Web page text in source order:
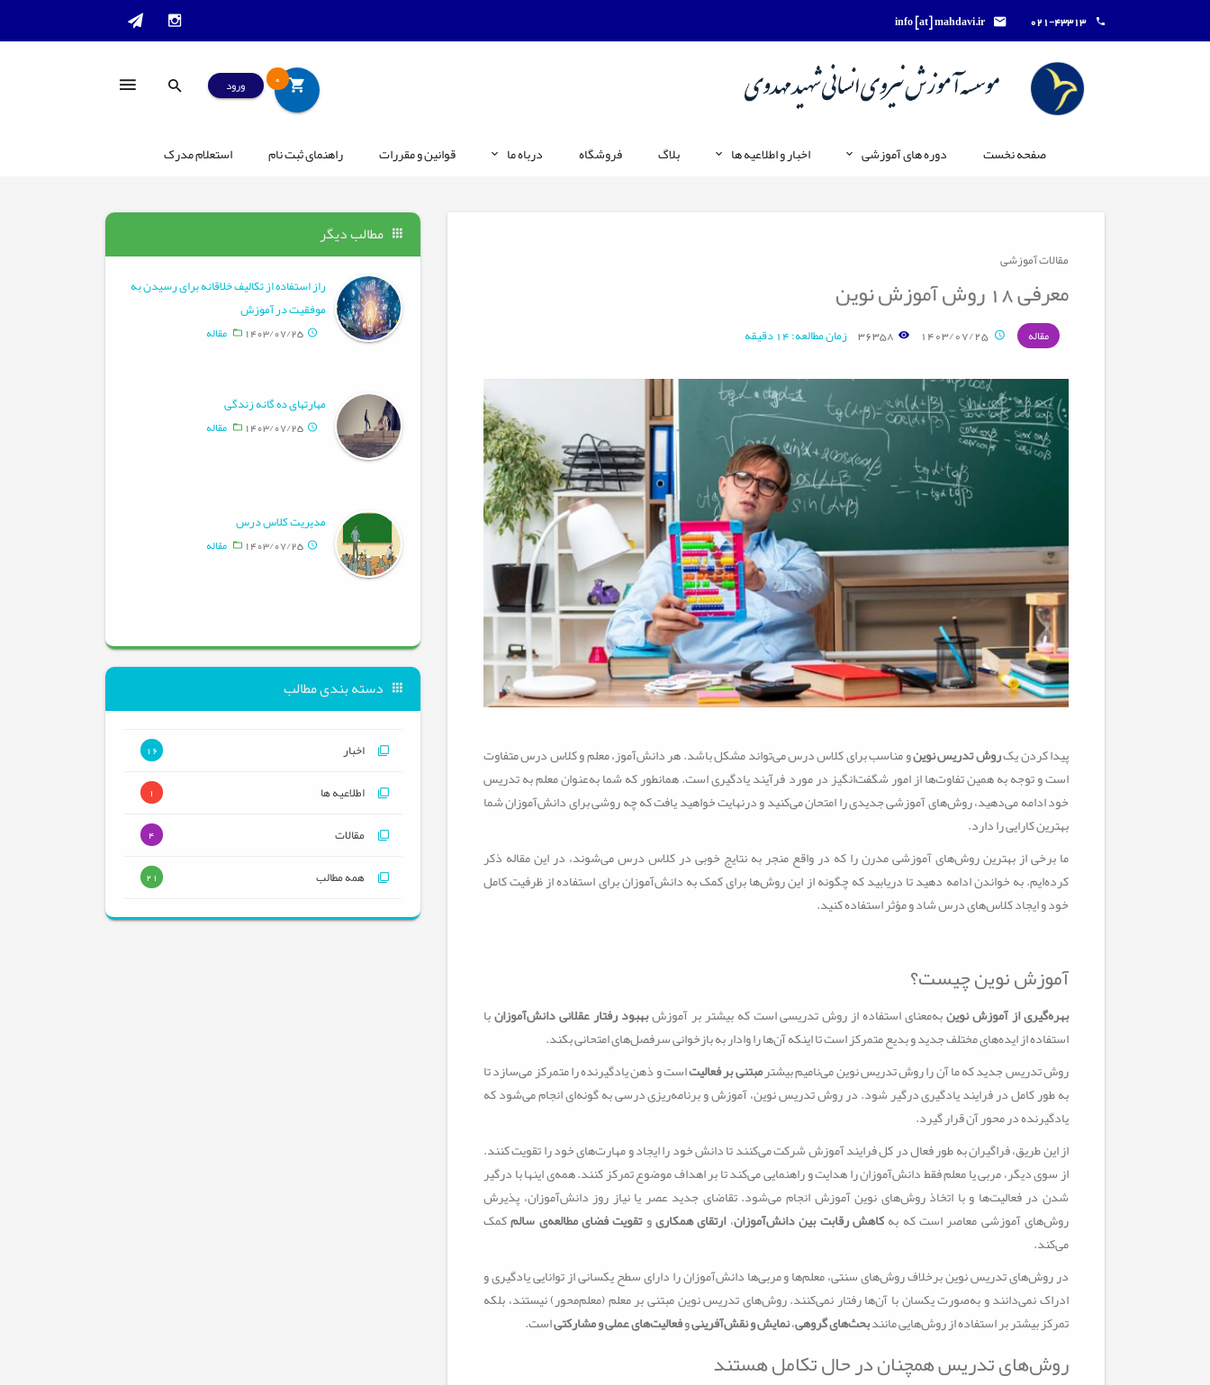
021-43313
info [at] mahdavi.ir
0 ورود
صفحه نخست دوره های آموزشی اخبار و اطلاعیه ها بلاگ فروشگاه درباه ما قوانین و مقررات راهنمای ثبت نام استعلام مدرک
مقالات آموزشی
معرفی 18 روش آموزش نوین
مقاله 1403/07/25
36358 زمان مطالعه: 14 دقیقه
پیدا کردن یکروش تدریس نوینو مناسب برای کلاس درس می‌تواند مشکل باشد. هر دانش‌آموز، معلم و کلاس درس متفاوت
است و توجه به همین تفاوت‌ها از امور شگفت‌انگیز در مورد فرآیند یادگیری است. همانطور که شما به‌عنوان معلم به تدریس
خود ادامه می‌دهید، روش‌های آموزشی جدیدی را امتحان می‌کنید و درنهایت خواهید یافت که چه روشی برای دانش‌آموزان شما
بهترین کارایی را دارد.
ما برخی از بهترین روش‌های آموزشی مدرن را که در واقع منجر به نتایج خوبی در کلاس درس می‌شوند، در این مقاله ذکر
کرده‎‌ایم. به خواندن ادامه دهید تا دریابید که چگونه از این روش‌ها برای کمک به دانش‌آموزان برای استفاده از ظرفیت کامل
خود و ایجاد کلاس‌های درس شاد و مؤثر استفاده کنید.
آموزش نوین چیست؟
بهره‌گیری از آموزش نوینبه‌معنای استفاده از روش تدریسی است که بیشتر بر آموزشبهبود رفتار عقلانی دانش‌آموزانبا
استفاده از ایده‌های مختلف جدید و بدیع متمرکز است تا اینکه آن‌ها را وادار به بازخوانی سرفصل‌های امتحانی بکند.
روش تدریس جدید که ما آن را روش تدریس نوین می‌نامیم بیشترمبتنی بر فعالیتاست و ذهن یادگیرنده را متمرکز می‌سازد تا
به طور کامل در فرایند یادگیری درگیر شود. در روش تدریس نوین، آموزش و برنامه‌ریزی درسی به گونه‌ای انجام می‌شود که
یادگیرنده در محور آن قرار گیرد.
از این طریق، فراگیران به طور فعال در کل فرایند آموزش شرکت می‌کنند تا دانش خود را ایجاد و مهارت‌های خود را تقویت کنند.
از سوی دیگر، مربی یا معلم فقط دانش‌آموزان را هدایت و راهنمایی می‌کند تا بر اهداف موضوع تمرکز کنند. همه‌ی اینها با درگیر
شدن در فعالیت‌ها و با اتخاذ روش‌های نوین آموزش انجام می‌شود. تقاضای جدید عصر یا نیاز روز دانش‌آموزان، پذیرش
روش‌های آموزشی معاصر است که بهکاهش رقابت بین دانش‌آموزان،ارتقای همکاریوتقویت فضای مطالعه‌ی سالمکمک
می‌کند.
در روش‌های تدریس نوین برخلاف روش‌های سنتی، معلم‌ها و مربی‌ها دانش‌آموزان را دارای سطح یکسانی از توانایی یادگیری و
ادراک نمی‌دانند و به‌صورت یکسان با آن‌ها رفتار نمی‌کنند. روش‌های تدریس نوین مبتنی بر معلم (معلم‌محور) نیستند، بلکه
تمرکز بیشتر بر استفاده از روش‌هایی مانندبحث‌های گروهی،نمایش و نقش‌آفرینیوفعالیت‌های عملی و مشارکتیاست.
روش‌های تدریس همچنان در حال تکامل هستند
مطالب دیگر
راز استفاده از تکالیف خلاقانه برای رسیدن به
موفقیت در آموزش
1403/07/25 مقاله
مهارتهای ده گانه زندگی
1403/07/25 مقاله
مدیریت کلاس درس
1403/07/25 مقاله
دسته بندی مطالب
اخبار 16
اطلاعیه ها 1
مقالات 4
همه مطالب 21